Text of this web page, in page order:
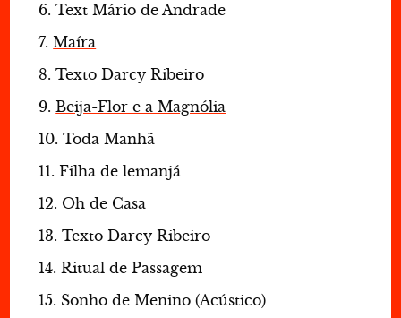
Text Mário de Andrade
Maíra
Texto Darcy Ribeiro
Beija-Flor e a Magnólia
Toda Manhã
Filha de lemanjá
Oh de Casa
Texto Darcy Ribeiro
Ritual de Passagem
Sonho de Menino (Acústico)